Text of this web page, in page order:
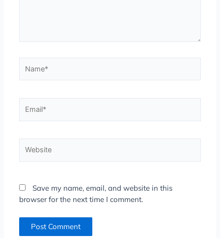
Save my name, email, and website in this
browser for the next time I comment.